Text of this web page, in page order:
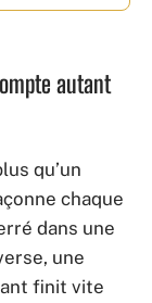
autant
qu’un
chaque
dans une
une
finit vite